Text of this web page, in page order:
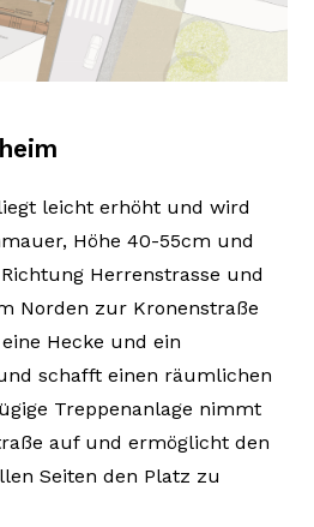
leicht erhöht und wird
Höhe 40-55cm und
Herrenstrasse und
Norden zur Kronenstraße
Hecke und ein
schafft einen räumlichen
Treppenanlage nimmt
auf und ermöglicht den
Seiten den Platz zu